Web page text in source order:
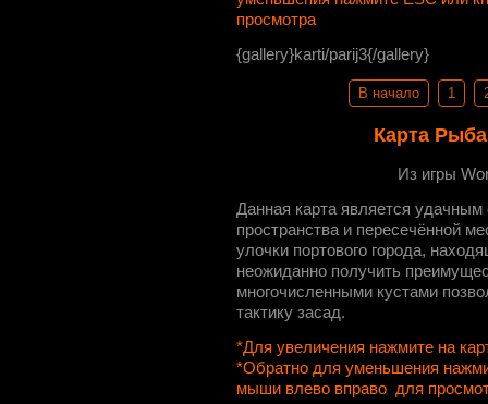
просмотра
{gallery}karti/parij3{/gallery}
В начало 1
Карта
Из игры
Данная карта является удачным
пространства и пересечённой
улочки портового города,
неожиданно получить
многочисленными кустами
тактику засад.
*Для увеличения нажмите на
*Обратно для уменьшения
мыши влево вправо для